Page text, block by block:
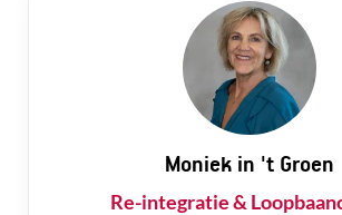
Moniek in 't Groen
Re-integratie &